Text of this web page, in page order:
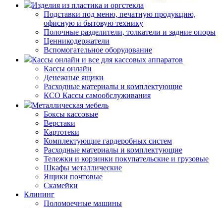
Изделия из пластика и оргстекла
Подставки под меню, печатную продукцию,
офисную и бытовую технику
Полочные разделители, толкатели и задние опоры
Ценникодержатели
Вспомогательное оборудование
Кассы онлайн и все для кассовых аппаратов
Кассы онлайн
Денежные ящики
Расходные материалы и комплектующие
КСО Кассы самообслуживания
Металлическая мебель
Боксы кассовые
Верстаки
Картотеки
Комплектующие гардеробных систем
Расходные материалы и комплектующие
Тележки и корзинки покупательские и грузовые
Шкафы металлические
Ящики почтовые
Скамейки
Клининг
Поломоечные машины